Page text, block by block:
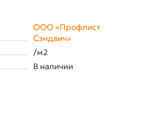
ООО «Профлист
Сэндвич»
/м2
В наличии